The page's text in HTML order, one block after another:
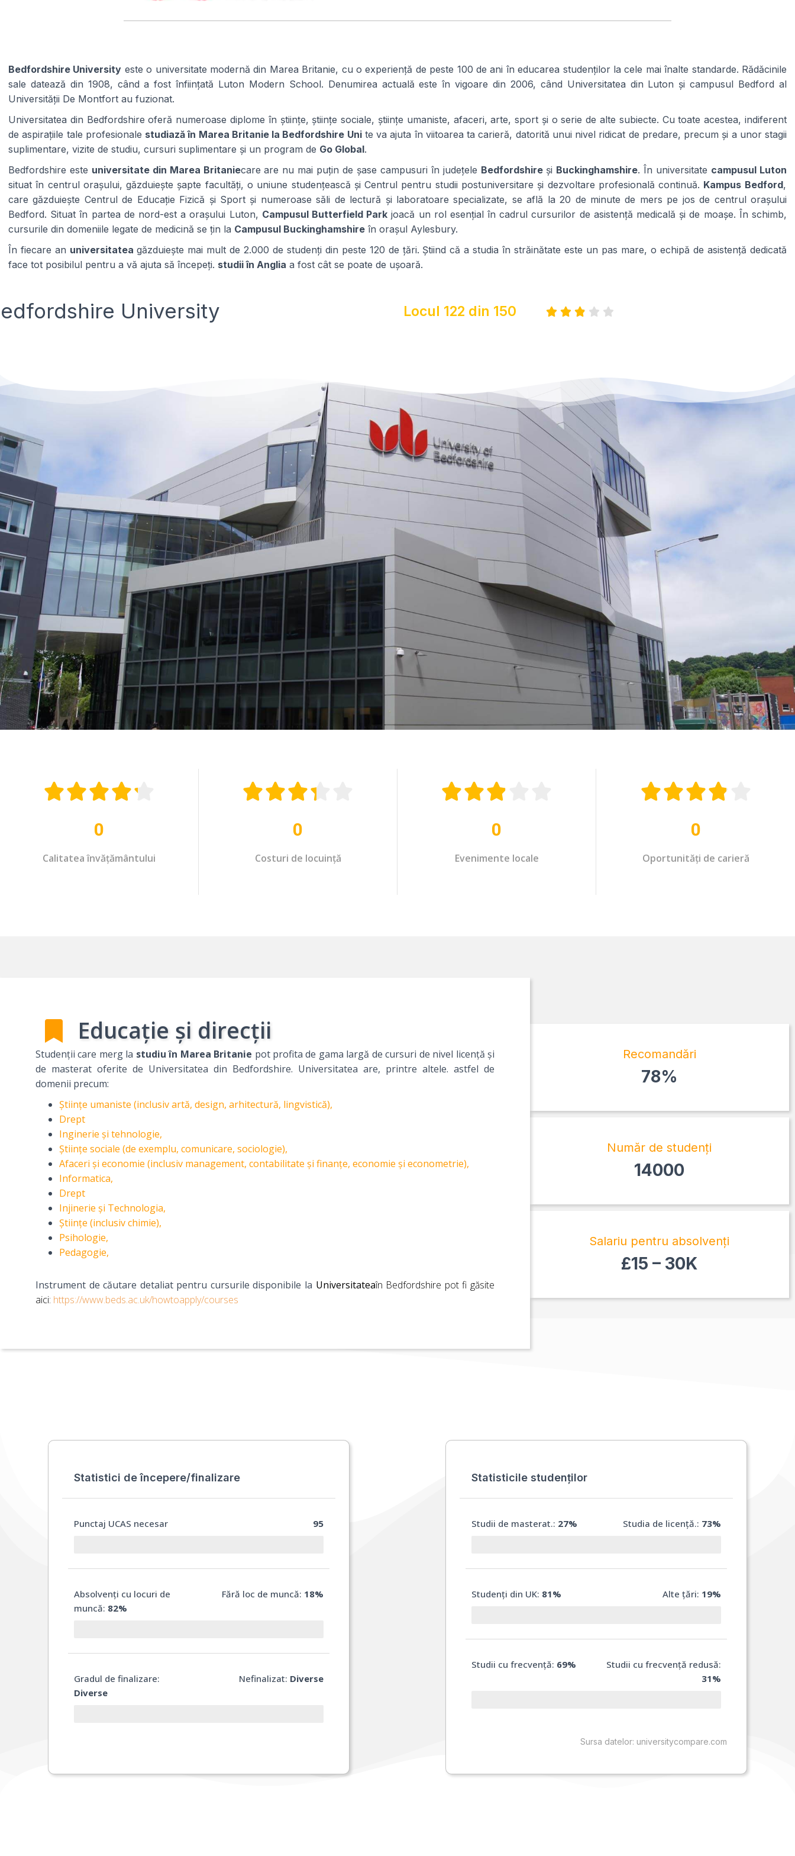
Bedfordshire University este o universitate modernă din Marea Britanie, cu o experiență de peste 100 de ani în educarea studenților la cele mai înalte standarde. Rădăcinile
sale datează din 1908, când a fost înființată Luton Modern School. Denumirea actuală este în vigoare din 2006, când Universitatea din Luton și campusul Bedford al
Universității De Montfort au fuzionat.
Universitatea din Bedfordshire oferă numeroase diplome în științe, științe sociale, științe umaniste, afaceri, arte, sport și o serie de alte subiecte. Cu toate acestea, indiferent
de aspirațiile tale profesionale studiază în Marea Britanie la Bedfordshire Unite va ajuta în viitoarea ta carieră, datorită unui nivel ridicat de predare, precum și a unor stagii
suplimentare, vizite de studiu, cursuri suplimentare și un program de Go Global.
Bedfordshire este universitate din Marea Britaniecare are nu mai puțin de șase campusuri în județele Bedfordshireși Buckinghamshire. În universitate campusul Luton
situat în centrul orașului, găzduiește șapte facultăți, o uniune studențească și Centrul pentru studii postuniversitare și dezvoltare profesională continuă. Kampus Bedford,
care găzduiește Centrul de Educație Fizică și Sport și numeroase săli de lectură și laboratoare specializate, se află la 20 de minute de mers pe jos de centrul orașului
Bedford. Situat în partea de nord-est a orașului Luton, Campusul Butterfield Park joacă un rol esențial în cadrul cursurilor de asistență medicală și de moașe. În schimb,
cursurile din domeniile legate de medicină se țin la Campusul Buckinghamshire în orașul Aylesbury.
În fiecare an universitatea găzduiește mai mult de 2.000 de studenți din peste 120 de țări. Știind că a studia în străinătate este un pas mare, o echipă de asistență dedicată
face tot posibilul pentru a vă ajuta să începeți. studii în Anglia a fost cât se poate de ușoară.
University Locul 122 din 150     

Calitatea învățământului
0

Costuri de locuință
0

Evenimente locale
0

Oportunități de carieră
0
Educație și direcții
Studenții care merg la studiu în Marea Britanie pot profita de gama largă de cursuri de nivel licență și
de masterat oferite de Universitatea din Bedfordshire. Universitatea are, printre altele. astfel de
domenii precum:
Științe umaniste (inclusiv artă, design, arhitectură, lingvistică),
Drept
Inginerie și tehnologie,
Științe sociale (de exemplu, comunicare, sociologie),
Afaceri și economie (inclusiv management, contabilitate și finanțe, economie și econometrie),
Informatica,
Drept
Injinerie și Technologia,
Științe (inclusiv chimie),
Psihologie,
Pedagogie,
Instrument de căutare detaliat pentru cursurile disponibile la Universitateaîn Bedfordshire pot fi găsite
aici: https://www.beds.ac.uk/howtoapply/courses
Recomandări
78%
Număr de studenți
14000
Salariu pentru absolvenți
£15 – 30K
Statistici de începere/finalizare
Punctaj UCAS necesar 95
Absolvenți cu locuri de
muncă: 82%
Fără loc de muncă: 18%
Gradul de finalizare:
Diverse
Nefinalizat: Diverse
Statisticile studenților
Studii de masterat.: 27% Studia de licență.: 73%
Studenți din UK: 81% Alte țări: 19%
Studii cu frecvență: 69%
Studii cu frecvență redusă:
31%
Sursa datelor: universitycompare.com